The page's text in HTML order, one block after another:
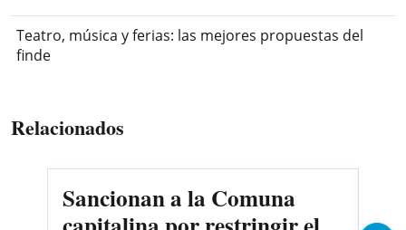
Teatro, música y ferias: las mejores propuestas del
finde
Relacionados
Sancionan a la Comuna